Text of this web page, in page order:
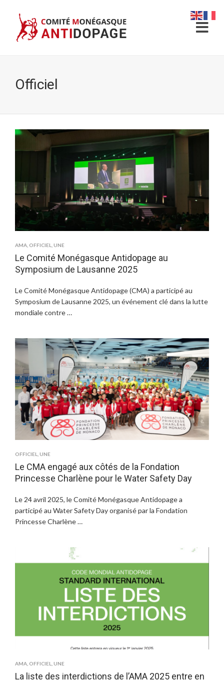
Officiel
AMA OFFICIEL UNE
Le Comité Monégasque Antidopage au
Symposium de Lausanne 2025
Le Comité Monégasque Antidopage (CMA) a participé au
Symposium de Lausanne 2025, un événement clé dans la lutte
mondiale contre …
OFFICIEL,UNE
Le CMA engagé aux côtés de la Fondation
Princesse Charlène pour le Water Safety Day
Le 24 avril 2025, le Comité Monégasque Antidopage a
participé au Water Safety Day organisé par la Fondation
Princesse Charlène …
AMA OFFICIEL UNE
La liste des interdictions de l’AMA 2025 entre en